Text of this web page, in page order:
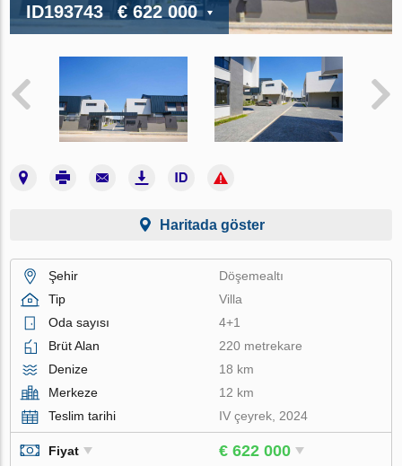
ID193743 € 622 000
Haritada göster
Şehir
Döşemealtı
Tip
Villa
Oda sayısı
4+1
Brüt Alan
220 metrekare
Denize
18 km
Merkeze
12 km
Teslim tarihi
IV çeyrek, 2024
Fiyat € 622 000